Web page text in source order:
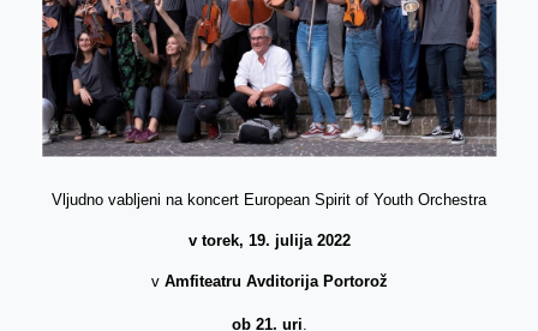
Vljudno vabljeni na koncert European Spirit of Youth Orchestra
v torek, 19. julija 2022
v Amfiteatru Avditorija Portorož
ob 21. uri.